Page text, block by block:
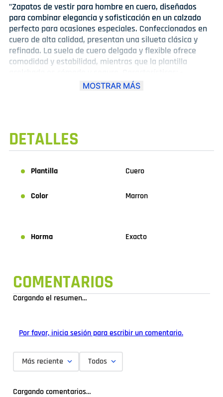
"Zapatos de vestir para hombre en cuero, diseñados
para combinar elegancia y sofisticación en un calzado
perfecto para ocasiones especiales. Confeccionados en
cuero de alta calidad, presentan una silueta clásica y
refinada. La suela de cuero delgada y flexible ofrece
comodidad y estabilidad, mientras que la plantilla
Material: Cuero de alta calidad - Diseño: Clásico y
trajes, esmoquin o vestidos formales, estos zapatos de
vestir en cuero son perfectos para aquellos que buscan
especial."
MOSTRAR MÁS
DETALLES
Plantilla Cuero
Color Marron
Horma Exacto
COMENTARIOS
Cargando el resumen…
Por favor, inicia sesión para escribir un comentario.
Más reciente Todos
Cargando comentarios…